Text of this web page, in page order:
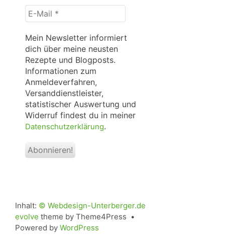
E-
Mail
*
Mein Newsletter informiert
dich über meine neusten
Rezepte und Blogposts.
Informationen zum
Anmeldeverfahren,
Versanddienstleister,
statistischer Auswertung und
Widerruf findest du in meiner
Datenschutzerklärung.
Inhalt: © Webdesign-Unterberger.de
evolve theme by Theme4Press •
Powered by WordPress